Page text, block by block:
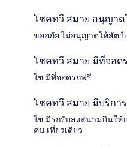
โชคทวี สมาย อนุญาต
ขออภัย ไม่อนุญาตให้สัตว์
โชคทวี สมาย มีที่จอด
ใช่ มีที่จอดรถฟรี
โชคทวี สมาย มีบริกา
ใช่ มีรถรับส่งสนามบินให้
คน เที่ยวเดียว